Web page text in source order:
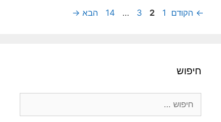
← הקודם עמוד
1 עמוד
2 עמוד
3
… עמוד
14 הבא →
חיפוש